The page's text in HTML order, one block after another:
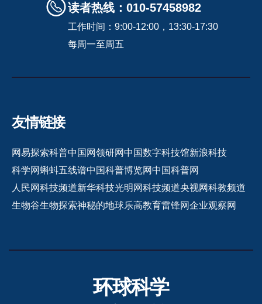
读者热线：010-57458982
工作时间：9:00-12:00，13:30-17:30
每周一至周五
友情链接
网易探索科普中国网领研网中国数字科技馆新浪科技
科学网蝌蚪五线谱中国科普博览网中国科普网
人民网科技频道新华科技光明网科技频道央视网科教频道
生物谷生物探索神秘的地球乐高教育雷锋网企业观察网
环球科学